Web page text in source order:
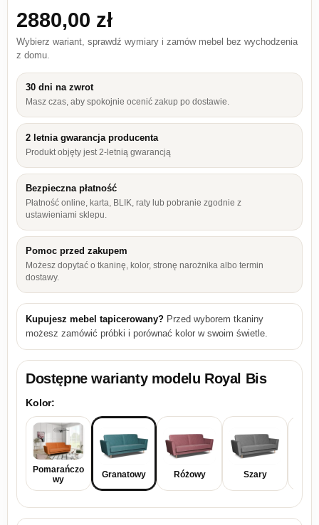
2880,00 zł
Wybierz wariant, sprawdź wymiary i zamów mebel bez wychodzenia
z domu.
30 dni na zwrot
Masz czas, aby spokojnie ocenić zakup po dostawie.
2 letnia gwarancja producenta
Produkt objęty jest 2-letnią gwarancją
Bezpieczna płatność
Płatność online, karta, BLIK, raty lub pobranie zgodnie z
ustawieniami sklepu.
Pomoc przed zakupem
Możesz dopytać o tkaninę, kolor, stronę narożnika albo termin
dostawy.
Kupujesz mebel tapicerowany? Przed wyborem tkaniny
możesz zamówić próbki i porównać kolor w swoim świetle.
Dostępne warianty modelu Royal Bis
Kolor:
Pomarańczo
wy
Granatowy Różowy Szary